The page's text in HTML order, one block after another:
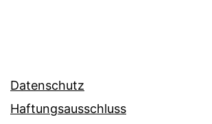
Datenschutz
Haftungsausschluss